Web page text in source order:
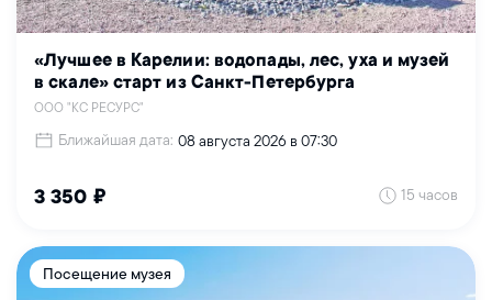
«Лучшее в Карелии: водопады, лес, уха и музей
в скале» старт из Санкт-Петербурга
ООО "КС РЕСУРС"
Ближайшая дата: 08 августа 2026 в 07:30
3 350 ₽ 15 часов
Посещение музея